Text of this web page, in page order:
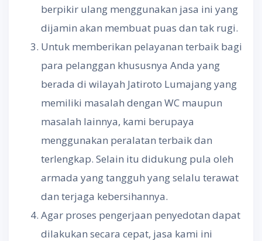
berpikir ulang menggunakan jasa ini yang
dijamin akan membuat puas dan tak rugi.
Untuk memberikan pelayanan terbaik bagi
para pelanggan khususnya Anda yang
berada di wilayah Jatiroto Lumajang yang
memiliki masalah dengan WC maupun
masalah lainnya, kami berupaya
menggunakan peralatan terbaik dan
terlengkap. Selain itu didukung pula oleh
armada yang tangguh yang selalu terawat
dan terjaga kebersihannya.
Agar proses pengerjaan penyedotan dapat
dilakukan secara cepat, jasa kami ini